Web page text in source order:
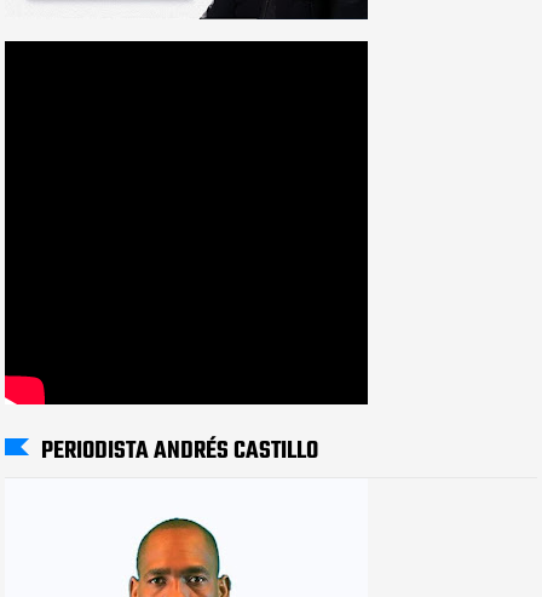
PERIODISTA ANDRÉS CASTILLO